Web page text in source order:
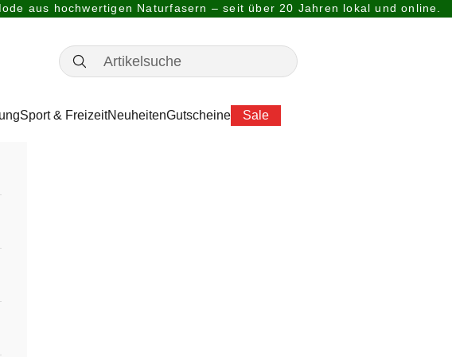
aus hochwertigen Naturfasern – seit über 20 Jahren lokal und online.
Sport & FreizeitNeuheitenGutscheine Sale